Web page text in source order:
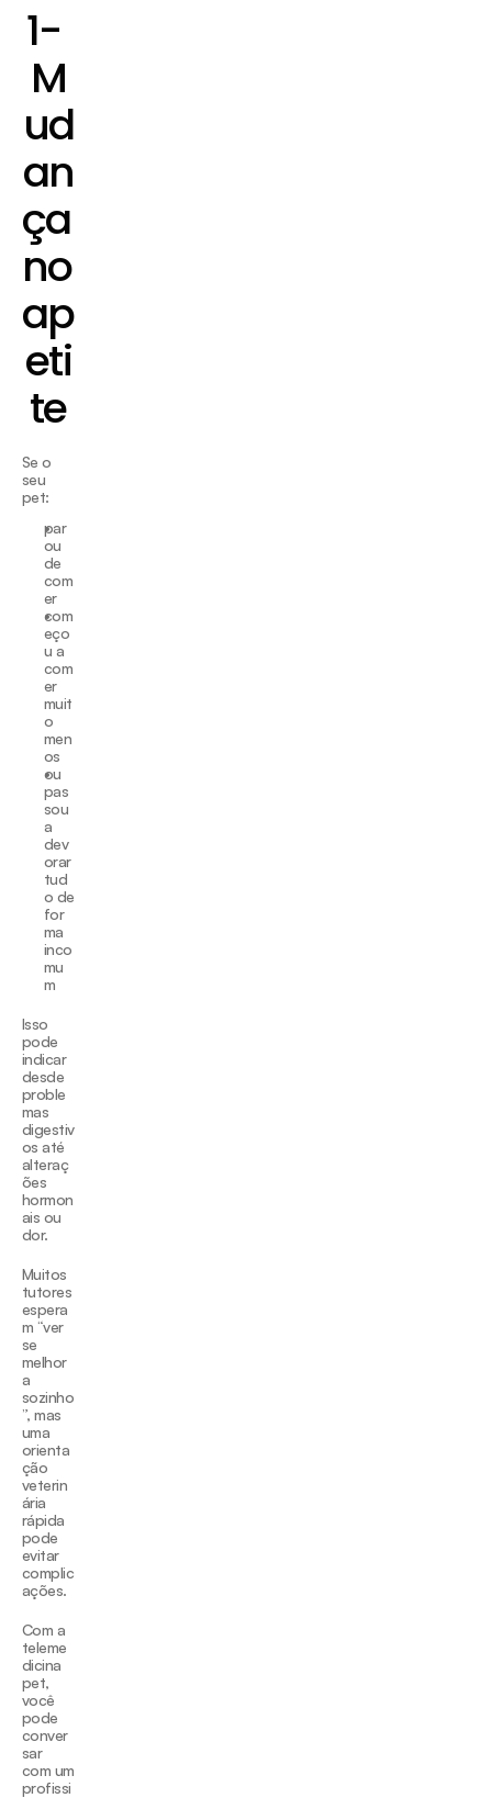
1-
M
ud
an
ça
no
ap
eti
te
Se o
seu
pet:
par
ou
de
com
er
com
eço
u a
com
er
muit
o
men
os
ou
pas
sou
a
dev
orar
tud
o de
for
ma
inco
mu
m
Isso
pode
indicar
desde
proble
mas
digestiv
os até
alteraç
ões
hormon
ais ou
dor.
Muitos
tutores
espera
m “ver
se
melhor
a
sozinho
”, mas
uma
orienta
ção
veterin
ária
rápida
pode
evitar
complic
ações.
Com a
teleme
dicina
pet,
você
pode
conver
sar
com um
profissi